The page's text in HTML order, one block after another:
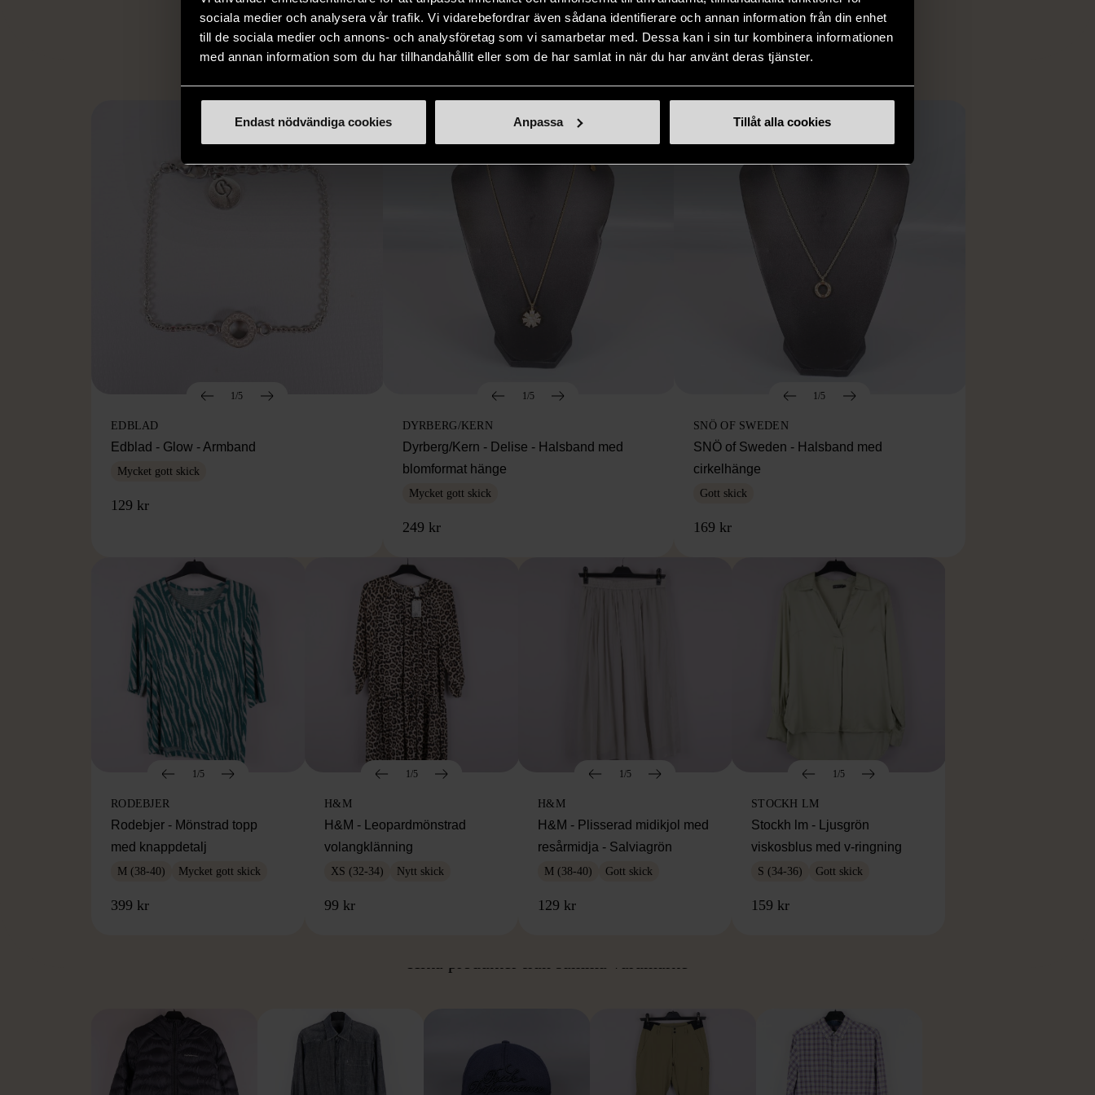
sociala medier och analysera vår trafik. Vi vidarebefordrar även sådana identifierare och annan information från din enhet
till de sociala medier och annons- och analysföretag som vi samarbetar med. Dessa kan i sin tur kombinera informationen
med annan information som du har tillhandahållit eller som de har samlat in när du har använt deras tjänster.
Endast nödvändiga cookies Anpassa Tillåt alla cookies
eller annat sätt.
LIKNANDE PRODUKTER
Hitta produkter som påminner om denna
1/5
EDBLAD
Edblad - Glow - Armband
Mycket gott skick
129 kr
1/5
DYRBERG/KERN
Dyrberg/Kern - Delise - Halsband med
blomformat hänge
Mycket gott skick
249 kr
1/5
SNÖ OF SWEDEN
SNÖ of Sweden - Halsband med
cirkelhänge
Gott skick
169 kr
1/5
RODEBJER
Rodebjer - Mönstrad topp
med knappdetalj
M (38-40) Mycket gott skick
399 kr
1/5
H&M
H&M - Leopardmönstrad
volangklänning
XS (32-34) Nytt skick
99 kr
1/5
H&M
H&M - Plisserad midikjol med
resårmidja - Salviagrön
M (38-40) Gott skick
129 kr
1/5
STOCKH LM
Stockh lm - Ljusgrön
viskosblus med v-ringning
S (34-36) Gott skick
159 kr
Hitta produkter från samma varumärke